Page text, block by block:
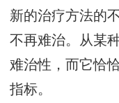
新的治疗方法的
不再难治。从某
难治性，而它恰
指标。